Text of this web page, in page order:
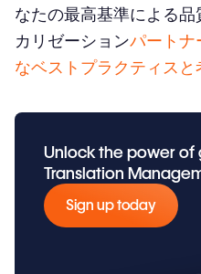
なたの最高基準による
カリゼーションパートナ
なベストプラクティスと
Unlock the power
Translation
Sign up today